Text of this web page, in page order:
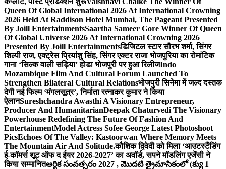
Queen Of Global International 2026 At International Crowning
2026 Held At Raddison Hotel Mumbai, The Pageant Presented
By Joill EntertainmentsSaartha Sameer Gore Winner Of Queen
Of Global Universe 2026 At International Crowning 2026
Presented By Joill Entertainmentsडिजिटल स्टार सौरभ शर्मा, सिंगर
शिल्पी राज, एक्ट्रेस प्रियांशु सिंह, सिंगर एक्टर राजा भोजपुरिया का रोमांटिक
गाना ‘सिल्क वाली सड़िया’ होडा भोजपुरी पर हुआ रिलीजIndo
Mozambique Film And Cultural Forum Launched To
Strengthen Bilateral Cultural Relationsभोजपुरी सिनेमा में जल्द दस्तक
देगी नई फिल्म ‘मंगलसूत्र’, निर्माता रत्नाकर कुमार ने किया
ऐलानSureshchandra Awasthi A Visionary Entrepreneur,
Producer And HumanitarianDeepak Chaturvedi The Visionary
Powerhouse Redefining The Future Of Fashion And
EntertainmentModel Actress Sofee George Latest Photoshoot
PicsEchoes Of The Valley: Kastoorwan Where Memory Meets
The Mountain Air And Solitude.कौशिक द्विवेदी को मिला ‘आउटस्टैंडिंग
ई-कॉमर्स शूट ऑफ द ईयर 2026-2027’ का अवॉर्ड, सपने मॉडलिंग एजेंसी ने
किया सम्मानितఆర్థిక సంవత్సరం 2027 , మొదటి త్రైమాసికంలో (క్యు 1